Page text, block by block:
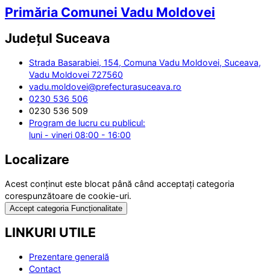
Primăria Comunei Vadu Moldovei
Județul Suceava
Strada Basarabiei, 154, Comuna Vadu Moldovei, Suceava,
Vadu Moldovei 727560
vadu.moldovei@prefecturasuceava.ro
0230 536 506
0230 536 509
Program de lucru cu publicul:
luni - vineri 08:00 - 16:00
Localizare
Acest conținut este blocat până când acceptați categoria
corespunzătoare de cookie-uri.
Accept categoria Funcționalitate
LINKURI UTILE
Prezentare generală
Contact